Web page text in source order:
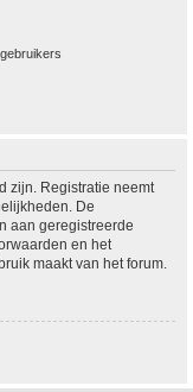
zijn. Registratie neemt
De
aan geregistreerde
en het
maakt van het forum.